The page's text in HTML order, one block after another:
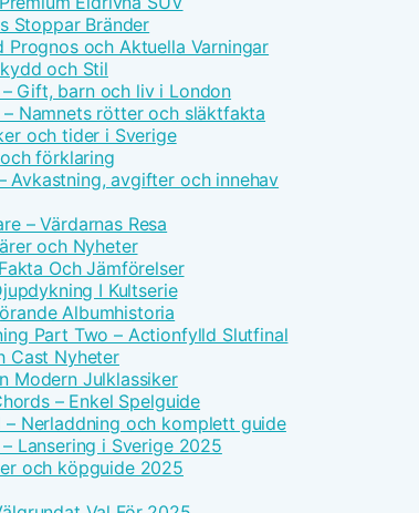
Stoppar Bränder
och Aktuella Varningar
och Stil
Gift, barn och liv i London
Namnets rötter och släktfakta
och tider i Sverige
förklaring
Avkastning, avgifter och innehav
– Värdarnas Resa
och Nyheter
Och Jämförelser
I Kultserie
Albumhistoria
Part Two – Actionfylld Slutfinal
Cast Nyheter
Modern Julklassiker
– Enkel Spelguide
– Nerladdning och komplett guide
Lansering i Sverige 2025
och köpguide 2025